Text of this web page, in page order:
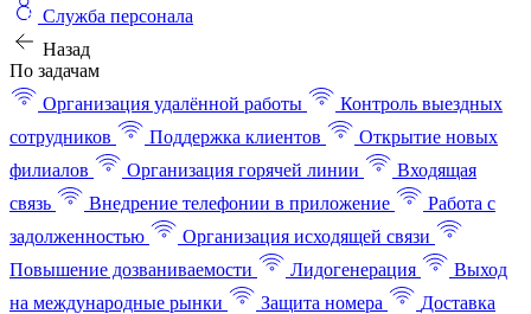
Служба персонала
Назад
По задачам
Организация удалённой работы
Контроль выездных
сотрудников
Поддержка клиентов
Открытие новых
филиалов
Организация горячей линии
Входящая
связь
Внедрение телефонии в приложение
Работа с
задолженностью
Организация исходящей связи
Повышение дозваниваемости
Лидогенерация
Выход
на международные рынки
Защита номера
Доставка